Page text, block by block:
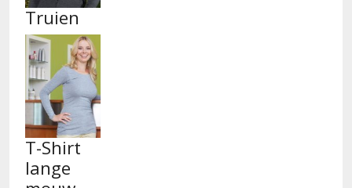
Truien
T-Shirt
lange